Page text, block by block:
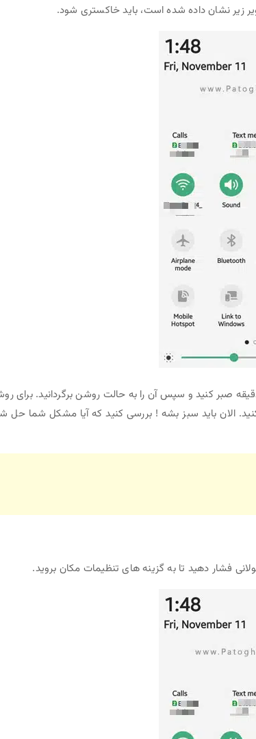
زیر نشان داده شده است، باید خاکستری شود.
صبر کنید و سپس آن را به حالت روشن برگردانید. برای
الان باید سبز بشه ! بررسی کنید که آیا مشکل شما حل
فشار دهید تا به گزینه های تنظیمات مکان بروید.